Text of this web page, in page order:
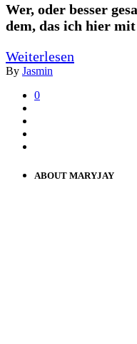
Wer, oder besser
dem, das ich hier
Weiterlesen
By Jasmin
0
ABOUT MARYJAY